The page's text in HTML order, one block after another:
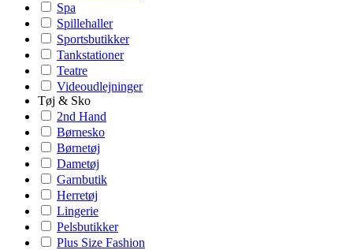
Spa
Spillehaller
Sportsbutikker
Tankstationer
Teatre
Videoudlejninger
Tøj & Sko
2nd Hand
Børnesko
Børnetøj
Dametøj
Garnbutik
Herretøj
Lingerie
Pelsbutikker
Plus Size Fashion